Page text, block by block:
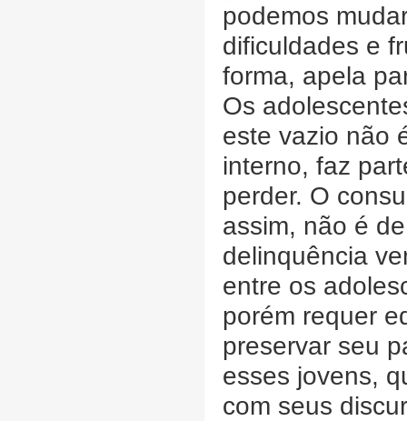
podemos
dificuldades e
forma, apela
Os
este vazio não
interno, faz
perder. O
assim, não é
delinquência
entre os
porém requer
preservar seu
esses jovens,
com seus